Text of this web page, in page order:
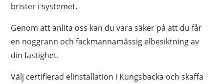
brister i systemet.
Genom att anlita oss kan du vara säker på att du får
en noggrann och fackmannamässig elbesiktning av
din fastighet.
Välj certifierad elinstallation i Kungsbacka och skaffa